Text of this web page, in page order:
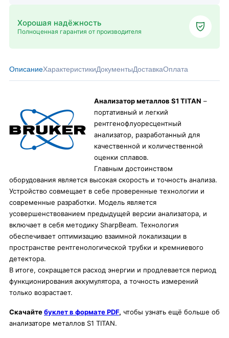
Хорошая надёжность
Полноценная гарантия от производителя
ОписаниеХарактеристикиДокументыДоставкаОплата
Анализатор металлов S1 TITAN –
портативный и легкий
рентгенофлуоресцентный
анализатор, разработанный для
качественной и количественной
оценки сплавов.
Главным достоинством
оборудования является высокая скорость и точность анализа.
Устройство совмещает в себе проверенные технологии и
современные разработки. Модель является
усовершенствованием предыдущей версии анализатора, и
включает в себя методику SharpBeam. Технология
обеспечивает оптимизацию взаимной локализации в
пространстве рентгенологической трубки и кремниевого
детектора.
В итоге, сокращается расход энергии и продлевается период
функционирования аккумулятора, а точность измерений
только возрастает.
Скачайтебуклет в формате PDF, чтобы узнать ещё больше об
анализаторе металлов S1 TITAN.